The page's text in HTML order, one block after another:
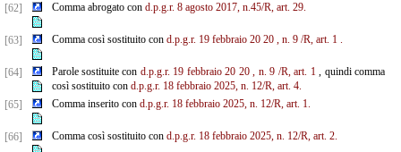
[62] Comma abrogato con d.p.g.r. 8 agosto 2017, n.45/R, art. 29.
[63] Comma così sostituito con d.p.g.r. 19 febbraio 20 20 , n. 9 /R, art. 1 .
[64] Parole sostituite con d.p.g.r. 19 febbraio 20 20 , n. 9 /R, art. 1, quindi comma
così sostituito con d.p.g.r. 18 febbraio 2025, n. 12/R, art. 4.
[65]
Comma inserito con d.p.g.r. 18 febbraio 2025, n. 12/R, art. 1.
[66] Comma così sostituito con d.p.g.r. 18 febbraio 2025, n. 12/R, art. 2.